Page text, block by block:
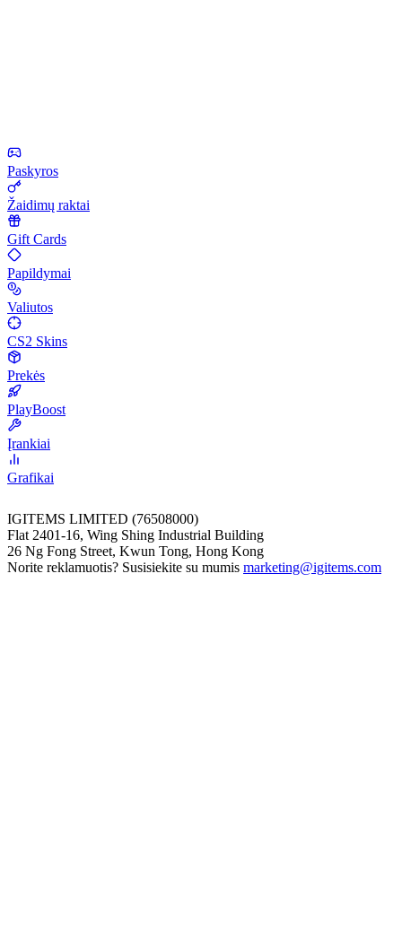
Paskyros
Žaidimų raktai
Gift Cards
Papildymai
Valiutos
CS2 Skins
Prekės
PlayBoost
Įrankiai
Grafikai
IGITEMS LIMITED (76508000)
Flat 2401-16, Wing Shing Industrial Building
26 Ng Fong Street, Kwun Tong, Hong Kong
Norite reklamuotis? Susisiekite su mumis marketing@igitems.com